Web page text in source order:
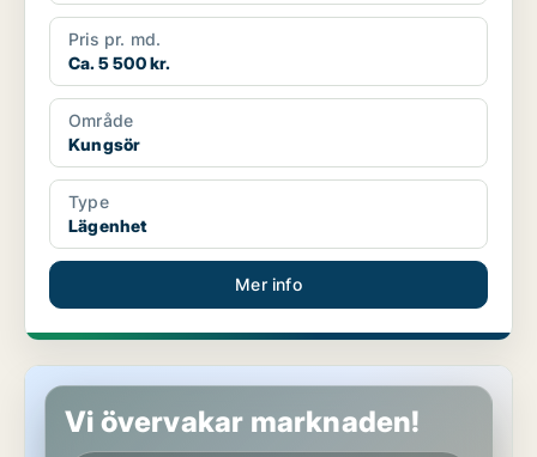
Pris pr. md.
Ca. 5 500 kr.
Område
Kungsör
Type
Lägenhet
Mer info
Lägenhet i Kungsör
Vi övervakar marknaden!